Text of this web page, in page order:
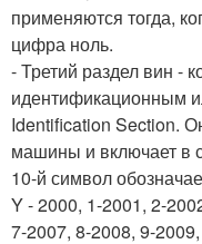
применяются тогда,
цифра ноль.
- Третий раздел вин -
идентификационным
Identification Section.
машины и включает в
10-й символ
Y - 2000, 1-2001, 2-
7-2007, 8-2008, 9-